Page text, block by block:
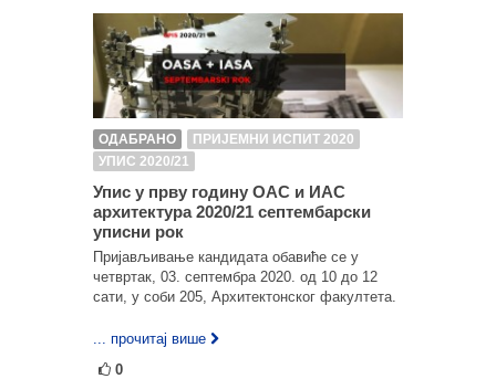
ОДАБРАНО
ПРИЈЕМНИ ИСПИТ 2020
УПИС 2020/21
Упис у прву годину ОАС и ИАС
архитектура 2020/21 септембарски
уписни рок
Пријављивање кандидата обавиће се у
четвртак, 03. септембра 2020. од 10 до 12
сати, у соби 205, Архитектонског факултета.
... прочитај више
0